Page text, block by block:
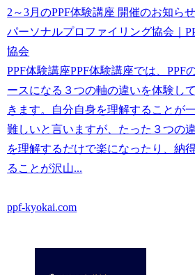
2～3月のPPF体験講座 開催のお知ら
パーソナルプロファイリング協会｜
協会
PPF体験講座PPF体験講座では、PPF
ースになる３つの軸の違いを体験し
きます。自分自身を理解することが
難しいと言いますが、たった３つの
を理解するだけで楽になったり、納
ることが沢山...
ppf-kyokai.com